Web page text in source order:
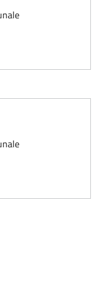
successiva